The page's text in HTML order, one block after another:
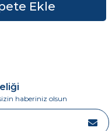
haberiniz olsun